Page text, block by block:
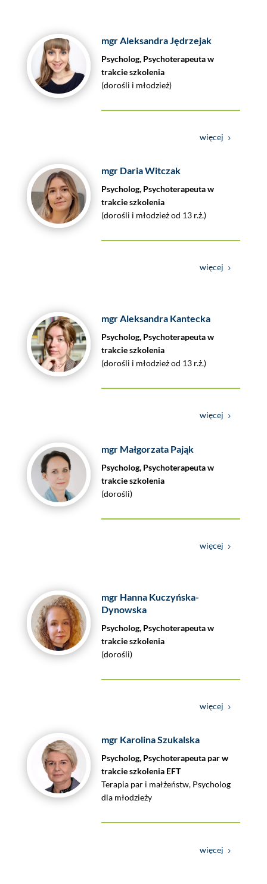
mgr Aleksandra Jędrzejak
Psycholog, Psychoterapeuta w
trakcie szkolenia
(dorośli i młodzież)
więcej
mgr Daria Witczak
Psycholog, Psychoterapeuta w
trakcie szkolenia
(dorośli i młodzież od 13 r.ż.)
więcej
mgr Aleksandra Kantecka
Psycholog, Psychoterapeuta w
trakcie szkolenia
(dorośli i młodzież od 13 r.ż.)
więcej
mgr Małgorzata Pająk
Psycholog, Psychoterapeuta w
trakcie szkolenia
(dorośli)
więcej
mgr Hanna Kuczyńska-
Dynowska
Psycholog, Psychoterapeuta w
trakcie szkolenia
(dorośli)
więcej
mgr Karolina Szukalska
Psycholog, Psychoterapeuta par w
trakcie szkolenia EFT
Terapia par i małżeństw, Psycholog
dla młodzieży
więcej